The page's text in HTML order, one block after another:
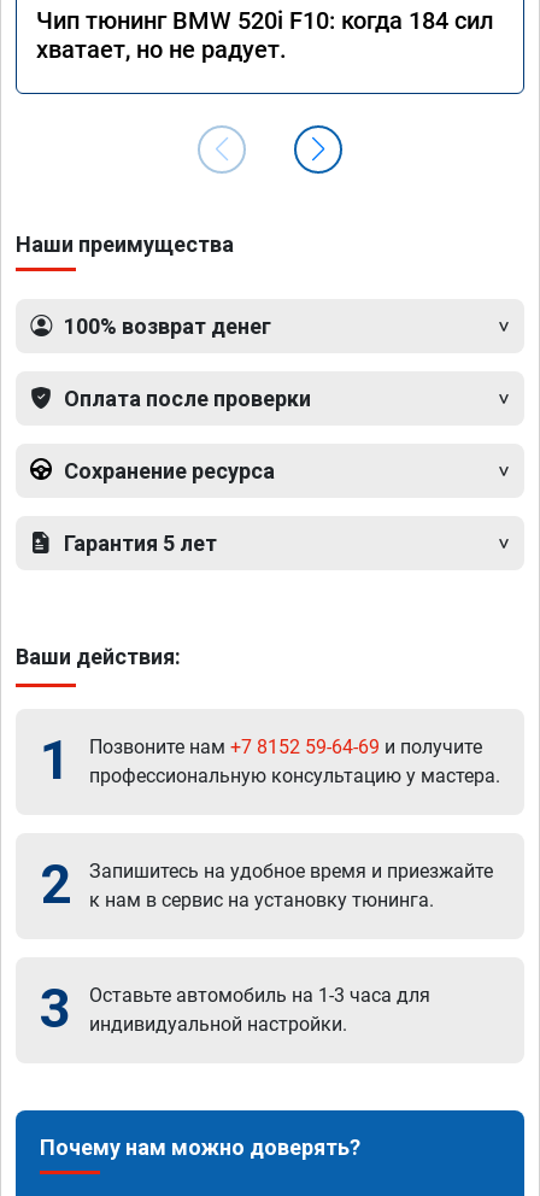
Чип тюнинг BMW 520i F10: когда 184 сил
хватает, но не радует.
Наши преимущества
100% возврат денег
Оплата после проверки
Сохранение ресурса
Гарантия 5 лет
Ваши действия:
1 Позвоните нам +7 8152 59-64-69 и получите
профессиональную консультацию у мастера.
2
Запишитесь на удобное время и приезжайте
к нам в сервис на установку тюнинга.
3
Оставьте автомобиль на 1-3 часа для
индивидуальной настройки.
Почему нам можно доверять?